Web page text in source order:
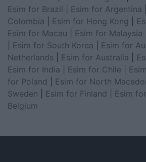
Esim for Brazil
Esim for Argentina
Colombia
Esim for Hong Kong
Esim for Macau
Esim for Malaysia
Esim for South Korea Esim for
Netherlands
Esim for Australia
Esim for India
Esim for Chile
for Poland
Esim for North
Sweden
Esim for Finland Esim
Belgium